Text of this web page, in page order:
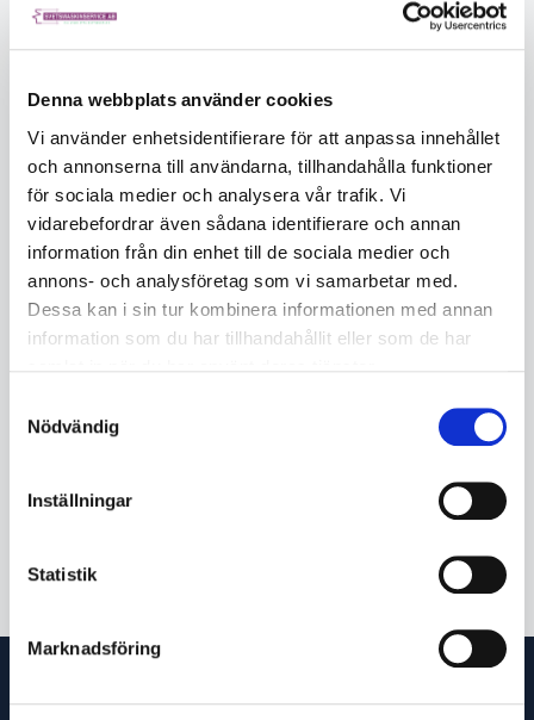
Denna webbplats använder cookies
Vi använder enhetsidentifierare för att anpassa innehållet
och annonserna till användarna, tillhandahålla funktioner
för sociala medier och analysera vår trafik. Vi
vidarebefordrar även sådana identifierare och annan
information från din enhet till de sociala medier och
annons- och analysföretag som vi samarbetar med.
Dessa kan i sin tur kombinera informationen med annan
information som du har tillhandahållit eller som de har
Nödvändig
Inställningar
Statistik
Marknadsföring
KÖP
Beskrivning
Världens första stora vinkelslipmaskin (Ø 230 mm) med
batteridrift för kraftfull kapning och grovslipning utan
nätström
Unik kapslad kolborstfri motor från Metabo med optimalt
dammskydd för snabbt arbetsresultat och maximal
Dödmanskontakt som skyddar användaren
Snabbt bromssystem för maximalt användarskydd:
Skyddskåpan kan justeras utan verktyg; vridsäker
hantering vid kapning
vibrationsdämpning skyddar hälsan